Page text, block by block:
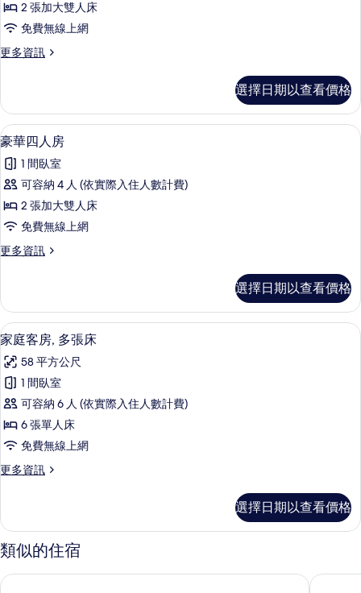
雙
床
房
所
有
相
片
2 張加大雙人床
免費無線上網
更多資訊
更
雙
床
房
詳
情
選擇日期以查看價格
顯
示
豪
華
四
人
房
所
有
相
片
豪華四人房 | 羽絨被、免費迷你吧、
2
豪華四人房
1 間臥室
可容納 4 人 (依實際入住人數計費)
2 張加大雙人床
免費無線上網
更多資訊
更
四
人
房
的
詳
情
選擇日期以查看價格
顯
示
家
庭
客
房,
多
張
的
所
有
相
家庭客房, 多張床 | 羽絨被、免費迷你
8
家庭客房, 多張床
58 平方公尺
1 間臥室
可容納 6 人 (依實際入住人數計費)
6 張單人床
免費無線上網
更多資訊
更
客
房,
多
床
選擇日期以查看價格
類似的住宿
娜路彎銀河酒店 娜路彎